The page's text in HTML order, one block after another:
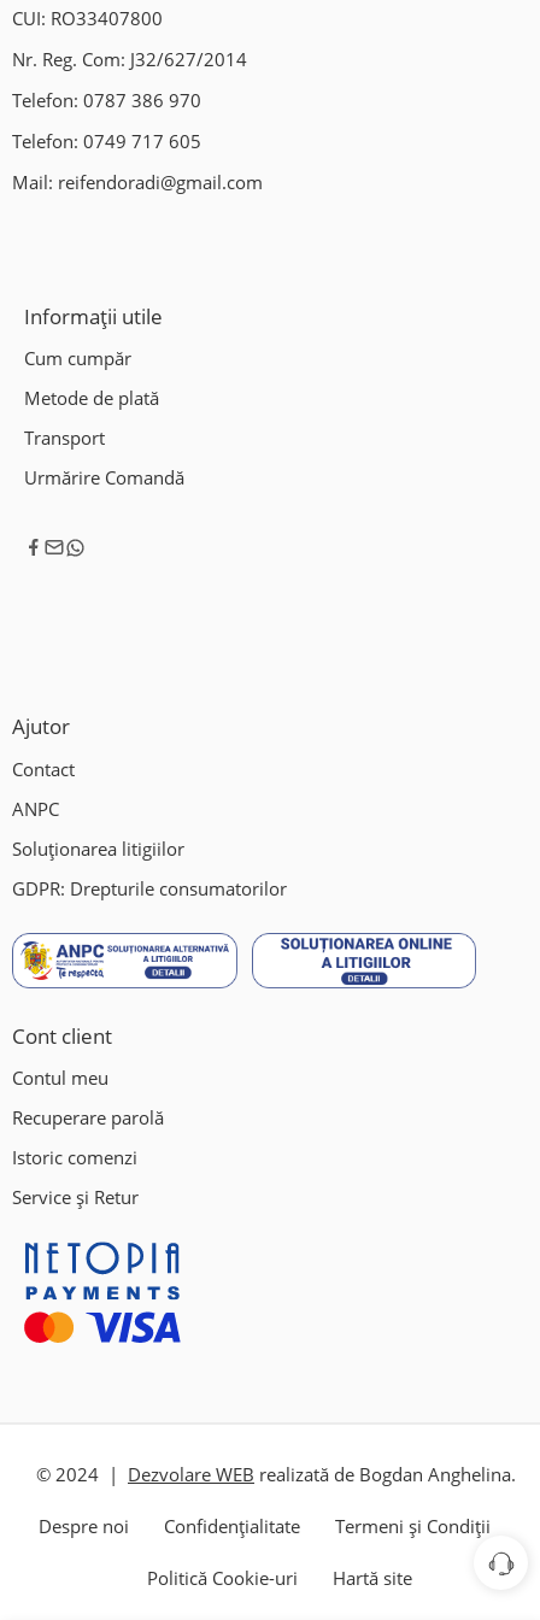
Clima auto;
Indreptat jante aliaj;
Luni – Vineri: 09:00-18:00.
Mohu , Jud Sibiu DN1(Sensul giratoriu Mohu)
Ne gasiti si pe Waze/Google Maps: Vulcanizare Auto-Fix.
CUI: RO33407800
Nr. Reg. Com: J32/627/2014
Telefon: 0787 386 970
Telefon: 0749 717 605
Mail: reifendoradi@gmail.com
Informații utile
Cum cumpăr
Metode de plată
Transport
Urmărire Comandă
Ajutor
Contact
ANPC
Soluționarea litigiilor
GDPR: Drepturile consumatorilor
Cont client
Contul meu
Recuperare parolă
Istoric comenzi
Service și Retur
© 2024 | Dezvolare WEB realizată de Bogdan Anghelina.
Despre noi Confidențialitate Termeni și Condiții
Politică Cookie-uri Hartă site